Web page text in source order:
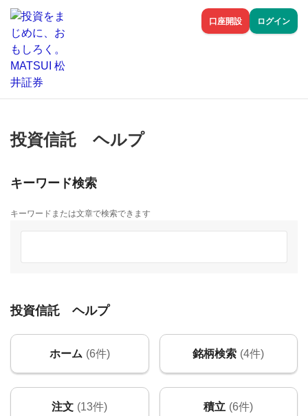
口座開設 ログイン
投資信託 ヘルプ
キーワード検索
キーワードまたは文章で検索できます
投資信託 ヘルプ
ホーム (6件) 銘柄検索 (4件)
注文 (13件) 積立 (6件)